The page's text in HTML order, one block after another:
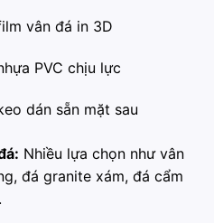
vân đá in 3D
PVC chịu lực
dán sẵn mặt sau
Nhiều lựa chọn như vân
đá granite xám, đá cẩm